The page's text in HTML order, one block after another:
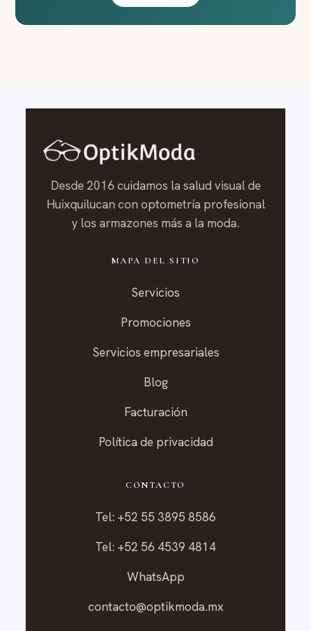
Desde 2016 cuidamos la salud visual de
Huixquilucan con optometría profesional
y los armazones más a la moda.
MAPA DEL SITIO
Servicios
Promociones
Servicios empresariales
Blog
Facturación
Política de privacidad
CONTACTO
Tel: +52 55 3895 8586
Tel: +52 56 4539 4814
WhatsApp
contacto@optikmoda.mx